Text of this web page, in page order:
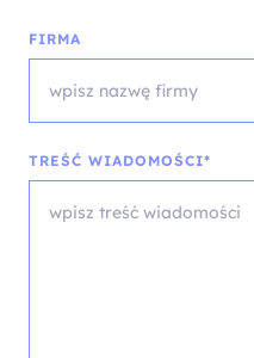
FIRMA
TREŚĆ WIADOMOŚCI*